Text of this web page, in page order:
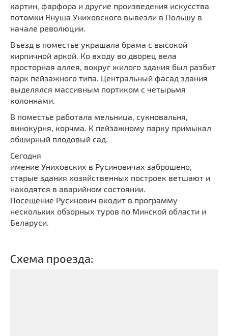
Концертные залы
картин, фарфора и другие произведения искусства
потомки Януша Униховского вывезли в Польшу в
начале революции.
Въезд в поместье украшала брама с высокой
кирпичной аркой. Ко входу во дворец вела
просторная аллея, вокруг жилого здания был разбит
парк пейзажного типа. Центральный фасад здания
выделялся массивным портиком с четырьмя
колоннами.
В поместье работала мельница, сукновальня,
винокурня, корчма. К пейзажному парку примыкал
обширный плодовый сад.
Сегодня
имение Униховских в Русиновичах заброшено,
старые здания хозяйственных построек ветшают и
находятся в аварийном состоянии.
Посещение Русинович входит в программу
нескольких обзорных туров по Минской области и
Беларуси.
Схема проезда: